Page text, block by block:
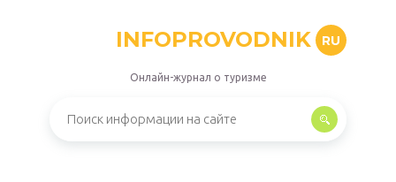
INFOPROVODNIK RU
Онлайн-журнал о туризме